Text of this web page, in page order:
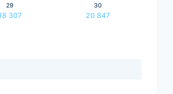
29
307
30
20 847